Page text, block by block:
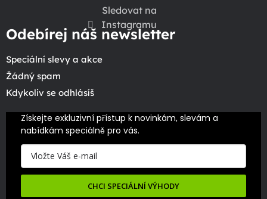
Sledovat na
Instagramu
Odebírej náš newsletter
Speciální slevy a akce
Žádný spam
Kdykoliv se odhlásíš
Získejte exkluzivní přístup k novinkám, slevám a
nabídkám speciálně pro vás.
CHCI SPECIÁLNÍ VÝHODY